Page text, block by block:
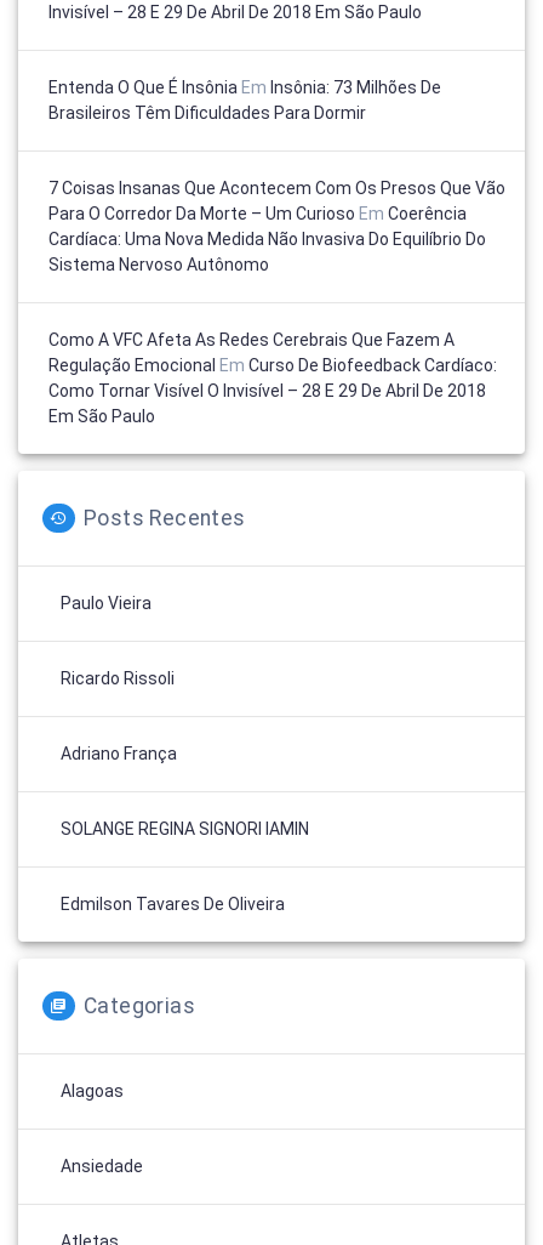
Invisível – 28 E 29 De Abril De 2018 Em São Paulo
Entenda O Que É Insônia Em Insônia: 73 Milhões De
Brasileiros Têm Dificuldades Para Dormir
7 Coisas Insanas Que Acontecem Com Os Presos Que Vão
Para O Corredor Da Morte – Um Curioso Em Coerência
Cardíaca: Uma Nova Medida Não Invasiva Do Equilíbrio Do
Sistema Nervoso Autônomo
Como A VFC Afeta As Redes Cerebrais Que Fazem A
Regulação Emocional Em Curso De Biofeedback Cardíaco:
Como Tornar Visível O Invisível – 28 E 29 De Abril De 2018
Em São Paulo
Posts Recentes
Paulo Vieira
Ricardo Rissoli
Adriano França
SOLANGE REGINA SIGNORI IAMIN
Edmilson Tavares De Oliveira
Categorias
Alagoas
Ansiedade